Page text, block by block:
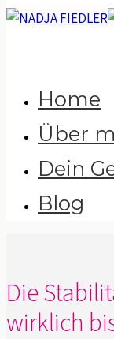
Home
Über
Dein
Blog
Die
wirklich